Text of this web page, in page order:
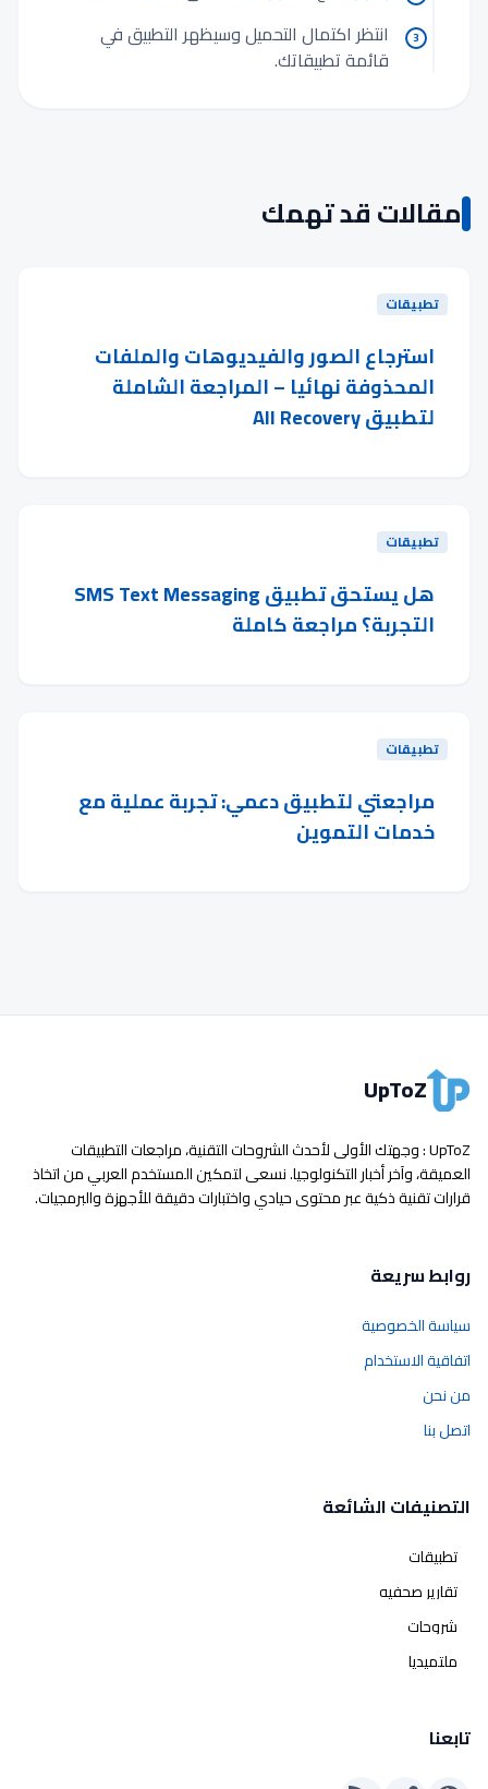
3
انتظر اكتمال التحميل وسيظهر التطبيق في
قائمة تطبيقاتك.
مقالات قد تهمك
تطبيقات
استرجاع الصور والفيديوهات والملفات
المحذوفة نهائيا – المراجعة الشاملة
لتطبيق All Recovery
تطبيقات
هل يستحق تطبيق SMS Text Messaging
التجربة؟ مراجعة كاملة
تطبيقات
مراجعتي لتطبيق دعمي: تجربة عملية مع
خدمات التموين
UpToZ
UpToZ : وجهتك الأولى لأحدث الشروحات التقنية، مراجعات التطبيقات
العميقة، وآخر أخبار التكنولوجيا. نسعى لتمكين المستخدم العربي من اتخاذ
قرارات تقنية ذكية عبر محتوى حيادي واختبارات دقيقة للأجهزة والبرمجيات.
روابط سريعة
سياسة الخصوصية
اتفاقية الاستخدام
من نحن
اتصل بنا
التصنيفات الشائعة
تطبيقات
تقارير صحفيه
شروحات
ملتميديا
تابعنا